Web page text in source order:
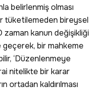
belirlenmiş olması
tüketilemeden bireysel
zaman kanun değişikliği
geçerek, bir mahkeme
‘Düzenlenmeye
nitelikte bir karar
ortadan kaldırılması